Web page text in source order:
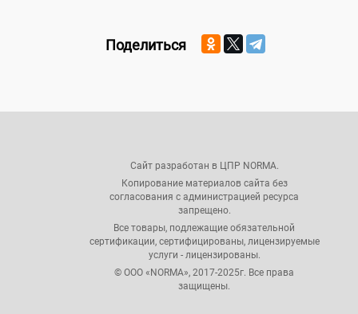
Поделиться
Сайт разработан в ЦПР NORMA.
Копирование материалов сайта без
согласования с администрацией ресурса
запрещено.
Все товары, подлежащие обязательной
сертификации, сертифицированы, лицензируемые
услуги - лицензированы.
© ООО «NORMA», 2017-2025г. Все права
защищены.